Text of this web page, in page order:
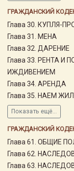
ГРАЖДАНСКИЙ
Глава 30. КУПЛЯ-
Глава 31. МЕНА
Глава 32. ДАРЕНИЕ
Глава 33. РЕНТА
ИЖДИВЕНИЕМ
Глава 34. АРЕНДА
Глава 35. НАЕМ
Показать ещё...
ГРАЖДАНСКИЙ
Глава 61. ОБЩИЕ
Глава 62.
Глава 63.